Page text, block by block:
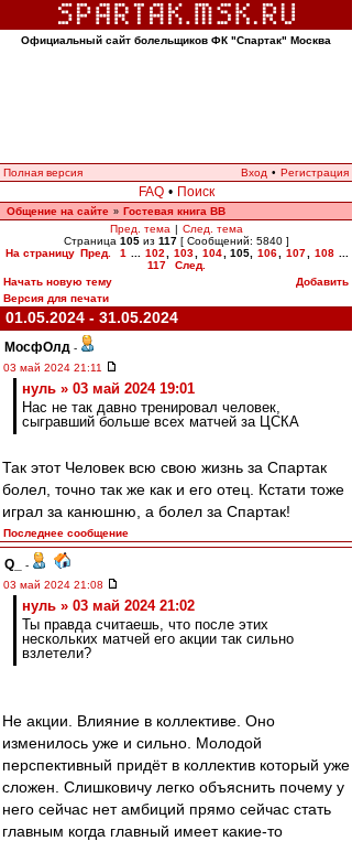
Официальный сайт болельщиков ФК "Спартак" Москва
Полная версия Вход • Регистрация
FAQ • Поиск
Общение на сайте » Гостевая книга ВВ
Пред. тема | След. тема
Страница 105из 117[ Сообщений: 5840 ]
На страницу Пред. 1 102 103 104 105, 106 107 108
117
След.
Начать новую тему
Добавить
Версия для печати
01.05.2024 - 31.05.2024
МосфОлд -
03 май 2024 21:11
нуль » 03 май 2024 19:01
Нас не так давно тренировал человек,
сыгравший больше всех матчей за ЦСКА
Так этот Человек всю свою жизнь за Спартак
болел, точно так же как и его отец. Кстати тоже
играл за канюшню, а болел за Спартак!
Последнее сообщение
Q_
-
03 май 2024 21:08
нуль » 03 май 2024 21:02
Ты правда считаешь, что после этих
нескольких матчей его акции так сильно
взлетели?
Не акции. Влияние в коллективе. Оно
изменилось уже и сильно. Молодой
перспективный придёт в коллектив который уже
сложен. Слишковичу легко объяснить почему у
него сейчас нет амбиций прямо сейчас стать
главным когда главный имеет какие-то